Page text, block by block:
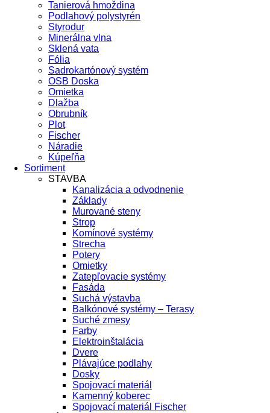
Tanierová hmoždina
Podlahový polystyrén
Styrodur
Minerálna vlna
Sklená vata
Fólia
Sadrokartónový systém
OSB Doska
Omietka
Dlažba
Obrubník
Plot
Fischer
Náradie
Kúpeľňa
Sortiment
STAVBA
Kanalizácia a odvodnenie
Základy
Murované steny
Strop
Komínové systémy
Strecha
Potery
Omietky
Zatepľovacie systémy
Fasáda
Suchá výstavba
Balkónové systémy – Terasy
Suché zmesy
Farby
Elektroinštalácia
Dvere
Plávajúce podlahy
Dosky
Spojovací materiál
Kamenný koberec
Spojovací materiál Fischer